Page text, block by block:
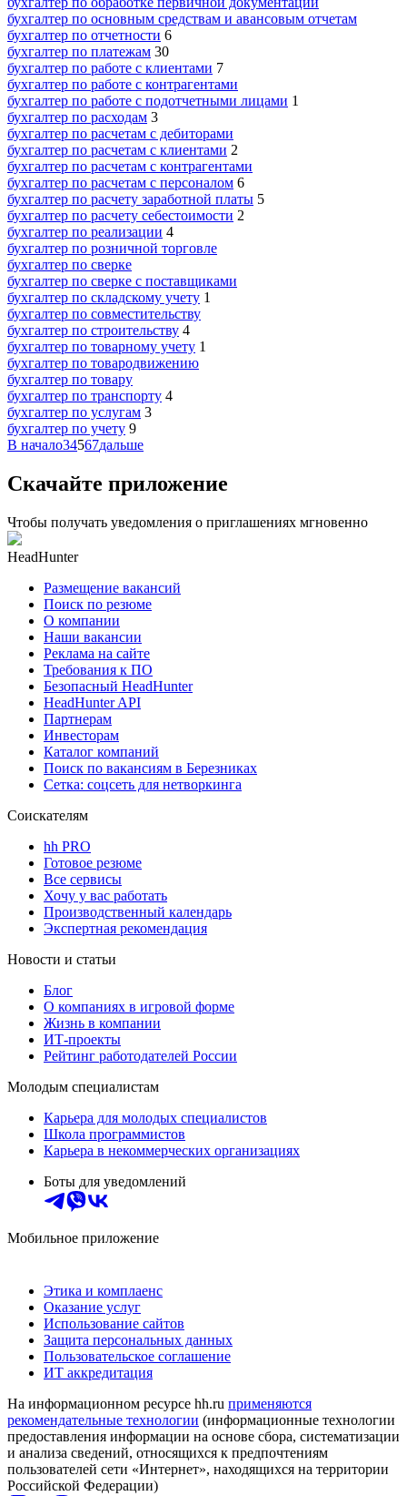
бухгалтер по основным средствам и авансовым отчетам
бухгалтер по отчетности 6
бухгалтер по платежам 30
бухгалтер по работе с клиентами 7
бухгалтер по работе с контрагентами
бухгалтер по работе с подотчетными лицами 1
бухгалтер по расходам 3
бухгалтер по расчетам с дебиторами
бухгалтер по расчетам с клиентами 2
бухгалтер по расчетам с контрагентами
бухгалтер по расчетам с персоналом 6
бухгалтер по расчету заработной платы 5
бухгалтер по расчету себестоимости 2
бухгалтер по реализации 4
бухгалтер по розничной торговле
бухгалтер по сверке
бухгалтер по сверке с поставщиками
бухгалтер по складскому учету 1
бухгалтер по совместительству
бухгалтер по строительству 4
бухгалтер по товарному учету 1
бухгалтер по товародвижению
бухгалтер по товару
бухгалтер по транспорту 4
бухгалтер по услугам 3
бухгалтер по учету 9
В начало34567дальше
Скачайте приложение
Чтобы получать уведомления о приглашениях мгновенно
HeadHunter
Размещение вакансий
Поиск по резюме
О компании
Наши вакансии
Реклама на сайте
Требования к ПО
Безопасный HeadHunter
HeadHunter API
Партнерам
Инвесторам
Каталог компаний
Поиск по вакансиям в Березниках
Сетка: соцсеть для нетворкинга
Соискателям
hh PRO
Готовое резюме
Все сервисы
Хочу у вас работать
Производственный календарь
Экспертная рекомендация
Новости и статьи
Блог
О компаниях в игровой форме
Жизнь в компании
ИТ-проекты
Рейтинг работодателей России
Молодым специалистам
Карьера для молодых специалистов
Школа программистов
Карьера в некоммерческих организациях
Боты для уведомлений
Мобильное приложение
Этика и комплаенс
Оказание услуг
Использование сайтов
Защита персональных данных
Пользовательское соглашение
ИТ аккредитация
На информационном ресурсе hh.ru применяются
рекомендательные технологии (информационные технологии
предоставления информации на основе сбора, систематизации
и анализа сведений, относящихся к предпочтениям
пользователей сети «Интернет», находящихся на территории
Российской Федерации)